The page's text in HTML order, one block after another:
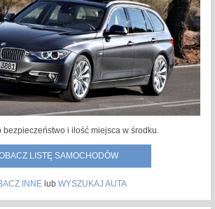
i ilość miejsca w środku.
LISTĘ SAMOCHODÓW
INNElub WYSZUKAJ AUTA